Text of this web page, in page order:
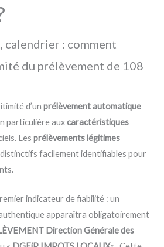
calendrier : comment
du prélèvement de 108
d’unprélèvement automatique
particulière auxcaractéristiques
Lesprélèvements légitimes
facilement identifiables pour
indicateur de fiabilité : un
apparaîtra obligatoirement
Direction Générale des